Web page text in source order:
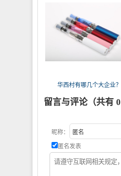
华西村有哪几个大企业？
留言与评论（共有 0
昵称：
匿名发表